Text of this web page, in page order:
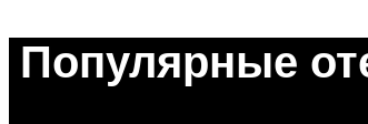
Популярные